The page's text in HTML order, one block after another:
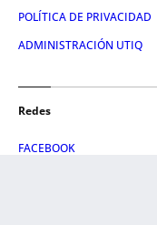
POLÍTICA DE PRIVACIDAD
ADMINISTRACIÓN UTIQ
Redes
FACEBOOK